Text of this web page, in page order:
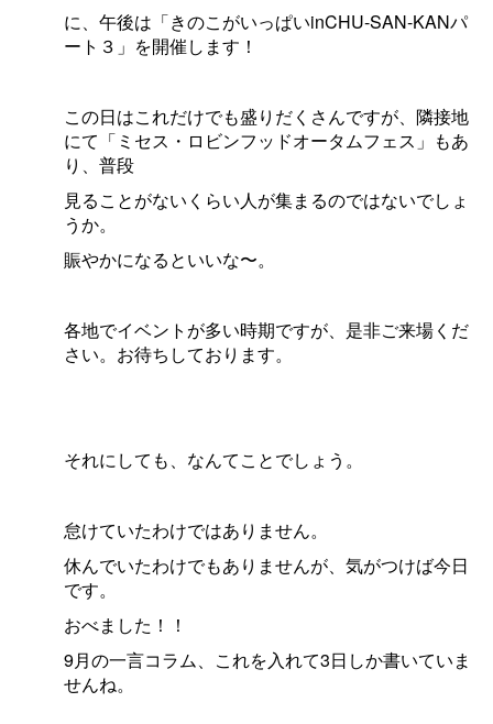
に、午後は「きのこがいっぱいinCHU-SAN-KANパ
ート３」を開催します！
この日はこれだけでも盛りだくさんですが、隣接地
にて「ミセス・ロビンフッドオータムフェス」もあ
り、普段
見ることがないくらい人が集まるのではないでしょ
うか。
賑やかになるといいな〜。
各地でイベントが多い時期ですが、是非ご来場くだ
さい。お待ちしております。
それにしても、なんてことでしょう。
怠けていたわけではありません。
休んでいたわけでもありませんが、気がつけば今日
です。
おべました！！
9月の一言コラム、これを入れて3日しか書いていま
せんね。